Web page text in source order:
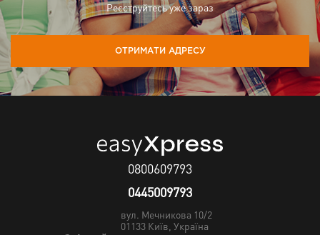
Реєструйтесь уже зараз
ОТРИМАТИ АДРЕСУ
0800609793
0445009793
вул. Мечникова 10/2
01133 Київ, Україна